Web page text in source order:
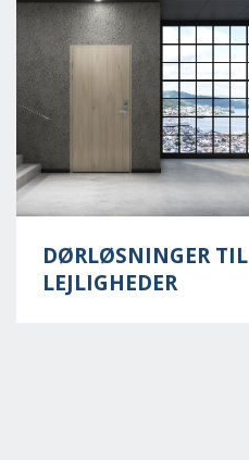
DØRLØSNINGER TIL
LEJLIGHEDER